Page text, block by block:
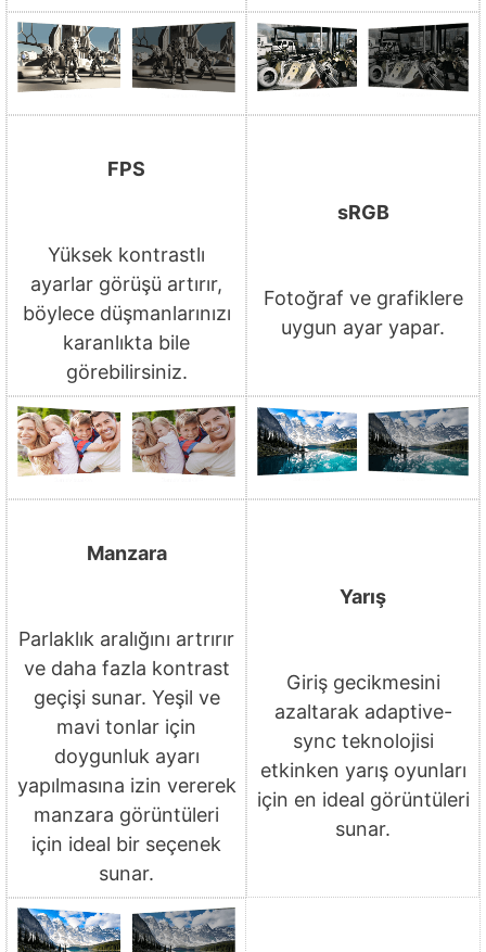
FPS
Yüksek kontrastlı
ayarlar görüşü artırır,
böylece düşmanlarınızı
karanlıkta bile
görebilirsiniz.
sRGB
Fotoğraf ve grafiklere
uygun ayar yapar.
Manzara
Parlaklık aralığını artrırır
ve daha fazla kontrast
geçişi sunar. Yeşil ve
mavi tonlar için
doygunluk ayarı
yapılmasına izin vererek
manzara görüntüleri
için ideal bir seçenek
sunar.
Yarış
Giriş gecikmesini
azaltarak adaptive-
sync teknolojisi
etkinken yarış oyunları
için en ideal görüntüleri
sunar.